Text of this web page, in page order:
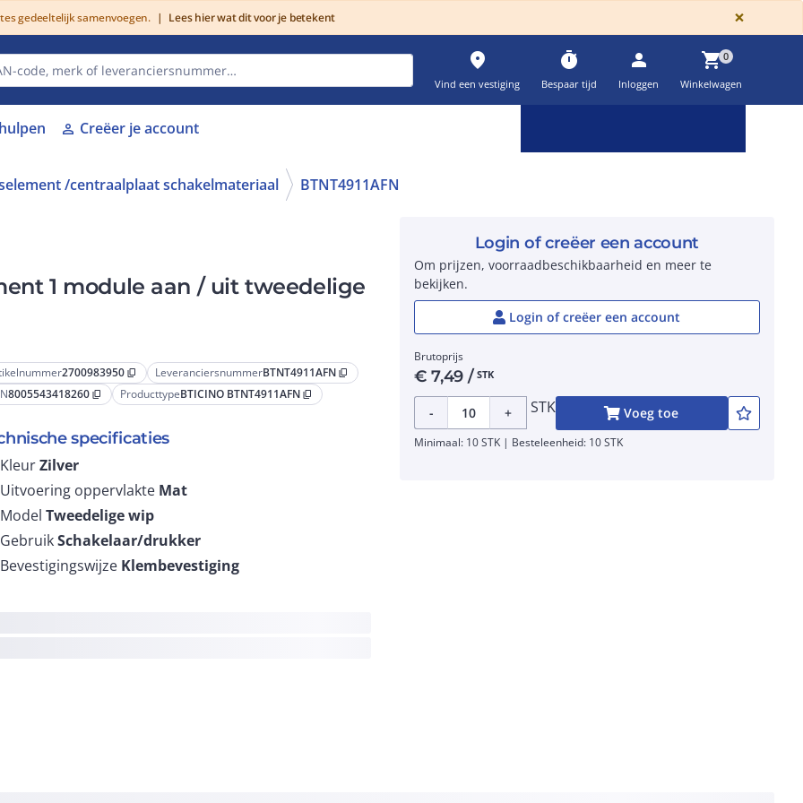
gedeeltelijk samenvoegen. | Lees hier wat dit voor je betekent ×
place
Vind een vestiging
timer
Bespaar tijd
person
Inloggen
shopping_cart0
Winkelwagen
person Creëer je account
/centraalplaat schakelmateriaal BTNT4911AFN
1 module aan / uit tweedelige
2700983950 content_copy LeveranciersnummerBTNT4911AFN content_copy
8005543418260 content_copy ProducttypeBTICINO BTNT4911AFN content_copy
specificaties
KleurZilver
Uitvoering oppervlakte Mat
Model Tweedelige wip
GebruikSchakelaar/drukker
Bevestigingswijze Klembevestiging
Login of creëer een account
Om prijzen, voorraadbeschikbaarheid en meer te
bekijken.
Login of creëer een account
Brutoprijs
€7,49 / STK
- + STK Voeg toe
Minimaal: 10 STK | Besteleenheid: 10 STK